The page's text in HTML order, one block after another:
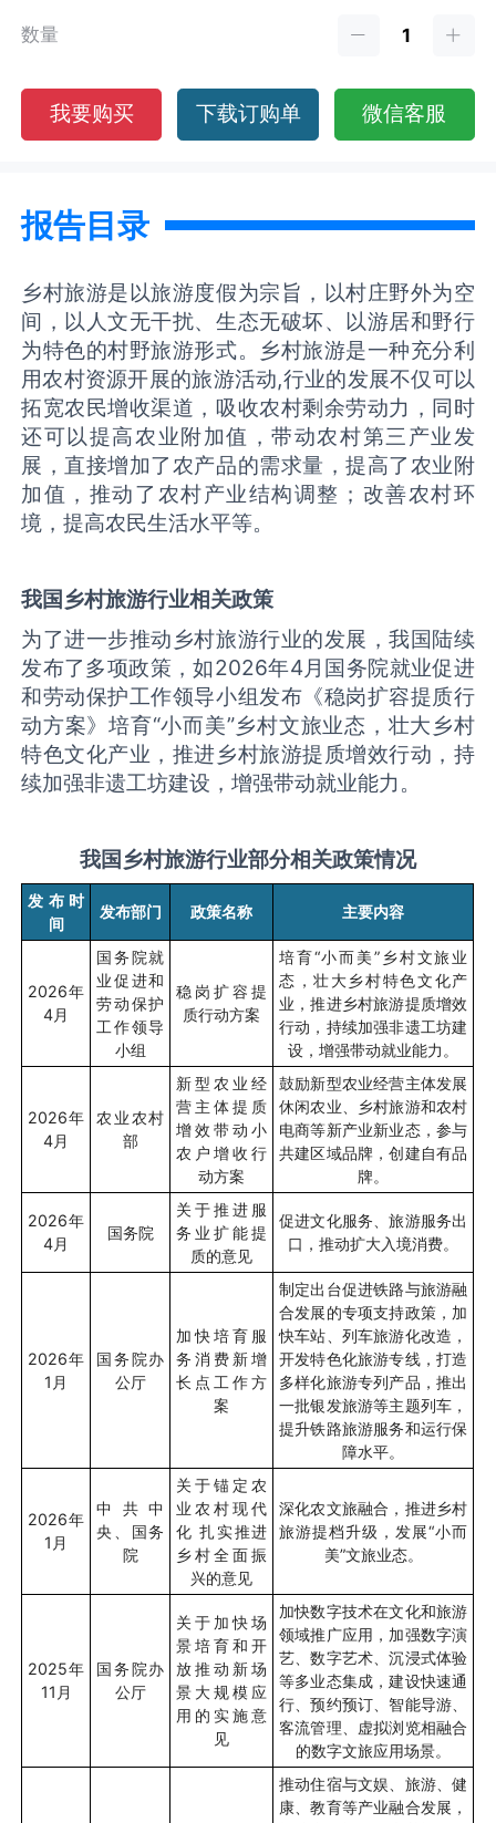
数量
我要购买 下载订购单 微信客服
报告目录
乡村旅游是以旅游度假为宗旨，以村庄野外为空
间，以人文无干扰、生态无破坏、以游居和野行
为特色的村野旅游形式。乡村旅游是一种充分利
用农村资源开展的旅游活动,行业的发展不仅可以
拓宽农民增收渠道，吸收农村剩余劳动力，同时
还可以提高农业附加值，带动农村第三产业发
展，直接增加了农产品的需求量，提高了农业附
加值，推动了农村产业结构调整；改善农村环
境，提高农民生活水平等。
我国乡村旅游行业相关政策
为了进一步推动乡村旅游行业的发展，我国陆续
发布了多项政策，如2026年4月国务院就业促进
和劳动保护工作领导小组发布《稳岗扩容提质行
动方案》培育“小而美”乡村文旅业态，壮大乡村
特色文化产业，推进乡村旅游提质增效行动，持
续加强非遗工坊建设，增强带动就业能力。
我国乡村旅游行业部分相关政策情况
发布时
间
发布部门 政策名称 主要内容
2026年
4月
国务院就
业促进和
劳动保护
工作领导
小组
稳岗扩容提
质行动方案
培育“小而美”乡村文旅业
态，壮大乡村特色文化产
业，推进乡村旅游提质增效
行动，持续加强非遗工坊建
设，增强带动就业能力。
2026年
4月
农业农村
部
新型农业经
营主体提质
增效带动小
农户增收行
动方案
鼓励新型农业经营主体发展
休闲农业、乡村旅游和农村
电商等新产业新业态，参与
共建区域品牌，创建自有品
牌。
2026年
4月
国务院
关于推进服
务业扩能提
质的意见
促进文化服务、旅游服务出
口，推动扩大入境消费。
2026年
1 月
国务院办
公厅
加快培育服
务消费新增
长点工作方
案
制定出台促进铁路与旅游融
合发展的专项支持政策，加
快车站、列车旅游化改造，
开发特色化旅游专线，打造
多样化旅游专列产品，推出
一批银发旅游等主题列车，
提升铁路旅游服务和运行保
障水平。
2026年
1 月
中共中
央、国务
院
关于锚定农
业农村现代
化 扎实推进
乡村全面振
兴的意见
深化农文旅融合，推进乡村
旅游提档升级，发展“小而
美”文旅业态。
2025年
11 月
国务院办
公厅
关于加快场
景培育和开
放推动新场
景大规模应
用的实施意
见
加快数字技术在文化和旅游
领域推广应用，加强数字演
艺、数字艺术、沉浸式体验
等多业态集成，建设快速通
行、预约预订、智能导游、
客流管理、虚拟浏览相融合
的数字文旅应用场景。
推动住宿与文娱、旅游、健
康、教育等产业融合发展，